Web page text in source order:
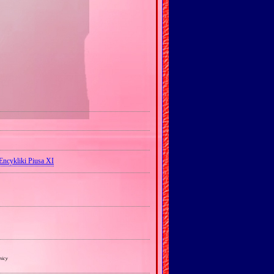
Piusa XI